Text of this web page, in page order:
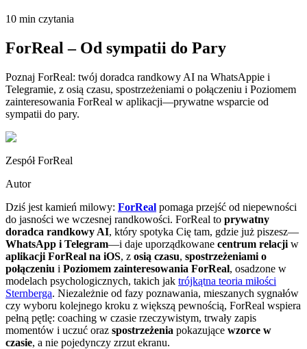
10 min czytania
ForReal – Od sympatii do Pary
Poznaj ForReal: twój doradca randkowy AI na WhatsAppie i
Telegramie, z osią czasu, spostrzeżeniami o połączeniu i Poziomem
zainteresowania ForReal w aplikacji—prywatne wsparcie od
sympatii do pary.
Zespół ForReal
Autor
Dziś jest kamień milowy: ForReal pomaga przejść od niepewności
do jasności we wczesnej randkowości. ForReal to prywatny
doradca randkowy AI, który spotyka Cię tam, gdzie już piszesz—
WhatsApp i Telegram—i daje uporządkowane centrum relacji w
aplikacji ForReal na iOS, z osią czasu, spostrzeżeniami o
połączeniu i Poziomem zainteresowania ForReal, osadzone w
modelach psychologicznych, takich jak trójkątna teoria miłości
Sternberga. Niezależnie od fazy poznawania, mieszanych sygnałów
czy wyboru kolejnego kroku z większą pewnością, ForReal wspiera
pełną pętlę: coaching w czasie rzeczywistym, trwały zapis
momentów i uczuć oraz spostrzeżenia pokazujące wzorce w
czasie, a nie pojedynczy zrzut ekranu.